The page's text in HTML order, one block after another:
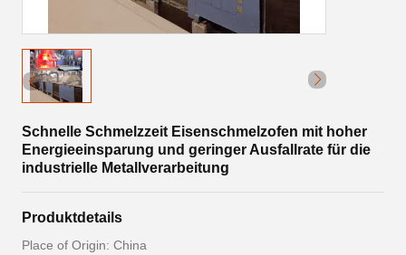
Schnelle Schmelzzeit Eisenschmelzofen mit hoher
Energieeinsparung und geringer Ausfallrate für die
industrielle Metallverarbeitung
Produktdetails
Place of Origin: China